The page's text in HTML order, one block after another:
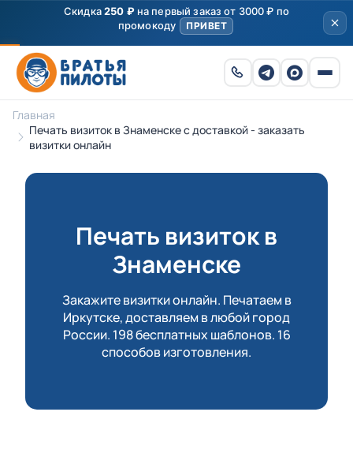
Скидка250 ₽на первый заказ от 3000 ₽ по
промокоду
ПРИВЕТ
Главная
Печать визиток в Знаменске с доставкой - заказать
визитки онлайн
Печать визиток в
Знаменске
Закажите визитки онлайн. Печатаем в
Иркутске, доставляем в любой город
России. 198 бесплатных шаблонов. 16
способов изготовления.